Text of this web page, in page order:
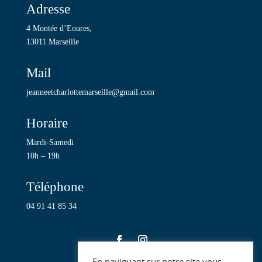
Adresse
4 Montée d’Eoures,
13011 Marseille
Mail
jeanneetcharlottemarseille@gmail.com
Horaire
Mardi-Samedi
10h – 19h
Téléphone
04 91 41 85 34